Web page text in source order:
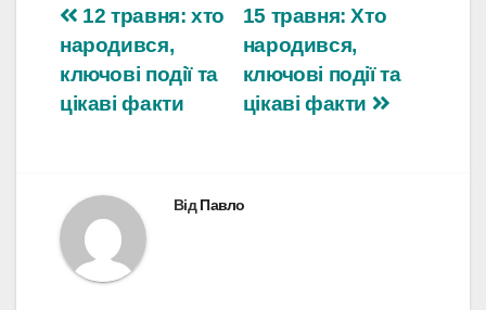
Навігація
записів
15 травня: Хто
народився,
ключові події та
цікаві факти
12 травня: хто
народився,
ключові події та
цікаві факти
ВідПавло